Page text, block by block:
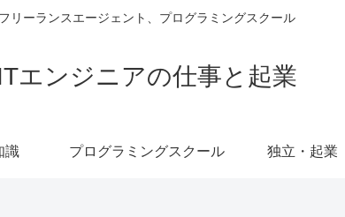
フリーランスエージェント、プログラミングスクール
エンジニアの仕事と起業
識 プログラミングスクール 独立・起業